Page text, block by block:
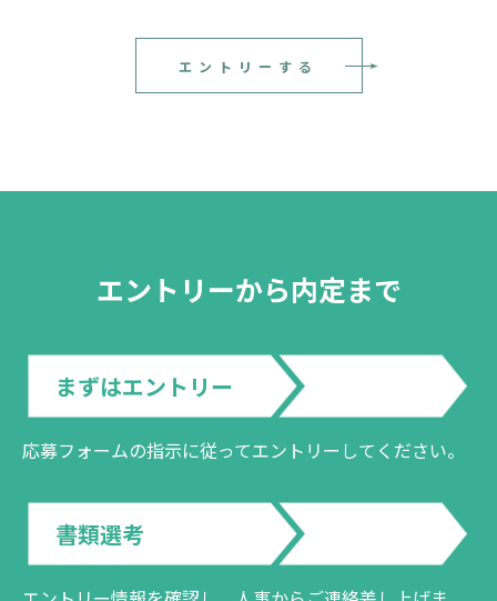
エントリーする
エントリーから内定まで
まずはエントリー
応募フォームの指示に従ってエントリーしてください。
書類選考